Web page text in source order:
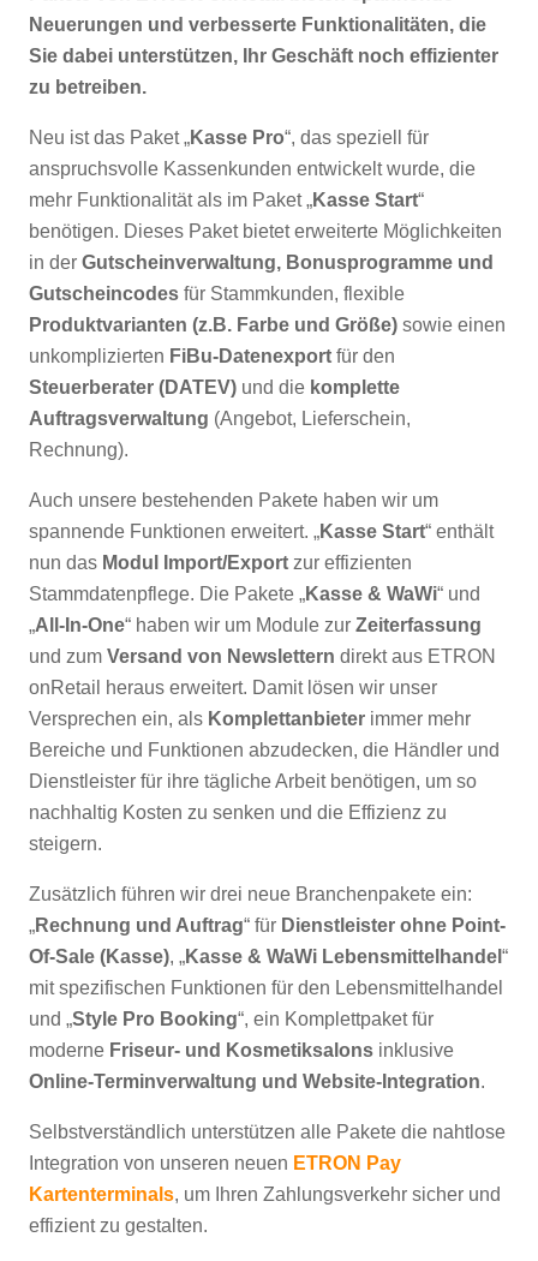
Neuerungen und verbesserte Funktionalitäten, die
Sie dabei unterstützen, Ihr Geschäft noch effizienter
zu betreiben.
Neu ist das Paket „Kasse Pro“, das speziell für
anspruchsvolle Kassenkunden entwickelt wurde, die
mehr Funktionalität als im Paket „Kasse Start“
benötigen. Dieses Paket bietet erweiterte Möglichkeiten
in der Gutscheinverwaltung, Bonusprogramme und
Gutscheincodes für Stammkunden, flexible
Produktvarianten (z.B. Farbe und Größe) sowie einen
unkomplizierten FiBu-Datenexport für den
Steuerberater (DATEV) und die komplette
Auftragsverwaltung (Angebot, Lieferschein,
Rechnung).
Auch unsere bestehenden Pakete haben wir um
spannende Funktionen erweitert. „Kasse Start“ enthält
nun das Modul Import/Export zur effizienten
Stammdatenpflege. Die Pakete „Kasse & WaWi“ und
„All-In-One“ haben wir um Module zur Zeiterfassung
und zum Versand von Newslettern direkt aus ETRON
onRetail heraus erweitert. Damit lösen wir unser
Versprechen ein, als Komplettanbieter immer mehr
Bereiche und Funktionen abzudecken, die Händler und
Dienstleister für ihre tägliche Arbeit benötigen, um so
nachhaltig Kosten zu senken und die Effizienz zu
steigern.
Zusätzlich führen wir drei neue Branchenpakete ein:
„Rechnung und Auftrag“ für Dienstleister ohne Point-
Of-Sale (Kasse), „Kasse & WaWi Lebensmittelhandel “
mit spezifischen Funktionen für den Lebensmittelhandel
und „Style Pro Booking“, ein Komplettpaket für
moderne Friseur- und Kosmetiksalons inklusive
Online-Terminverwaltung und Website-Integration.
Selbstverständlich unterstützen alle Pakete die nahtlose
Integration von unseren neuen ETRON Pay
Kartenterminals, um Ihren Zahlungsverkehr sicher und
effizient zu gestalten.